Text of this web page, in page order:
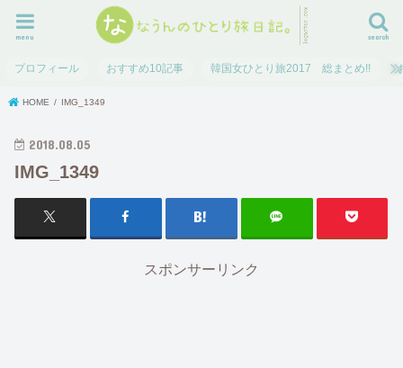
search
menu
プロフィール おすすめ10記事 韓国女ひとり旅2017 総まとめ!!
HOME IMG_1349
2018.08.05
IMG_1349
スポンサーリンク